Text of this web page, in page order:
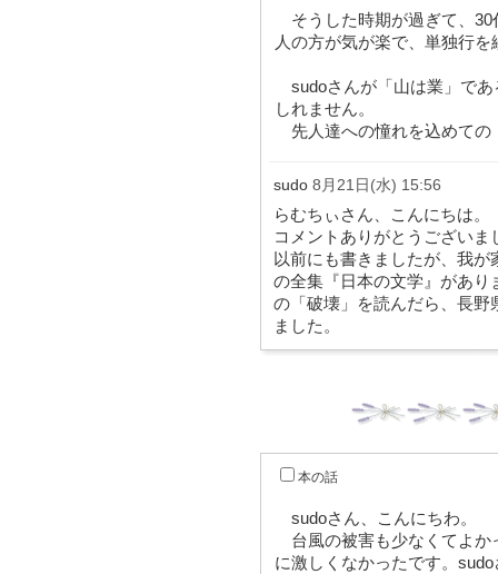
そうした時期が過ぎて、30
人の方が気が楽で、単独行
sudoさんが「山は業」であ
しれません。
先人達への憧れを込めての
sudo 8月21日(水) 15:56
らむちぃさん、こんにちは。
コメントありがとうございま
以前にも書きましたが、我
の全集『日本の文学』があ
の「破壊」を読んだら、長
ました。
本の話
sudoさん、こんにちわ。
台風の被害も少なくてよか
に激しくなかったです。